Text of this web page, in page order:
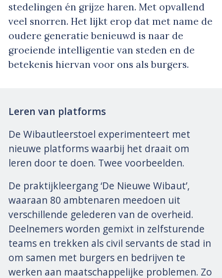
stedelingen én grijze haren. Met opvallend
veel snorren. Het lijkt erop dat met name de
oudere generatie benieuwd is naar de
groeiende intelligentie van steden en de
betekenis hiervan voor ons als burgers.
Leren van platforms
De Wibautleerstoel experimenteert met
nieuwe platforms waarbij het draait om
leren door te doen. Twee voorbeelden.
De praktijkleergang ‘De Nieuwe Wibaut’,
waaraan 80 ambtenaren meedoen uit
verschillende gelederen van de overheid.
Deelnemers worden gemixt in zelfsturende
teams en trekken als civil servants de stad in
om samen met burgers en bedrijven te
werken aan maatschappelijke problemen. Zo